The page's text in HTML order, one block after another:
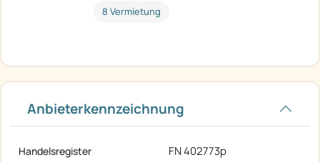
8 Vermietung
Anbieterkennzeichnung
Handelsregister FN 402773p